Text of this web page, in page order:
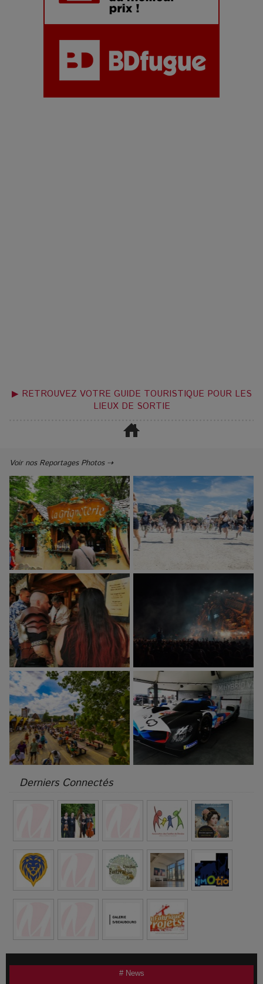
▶ RETROUVEZ VOTRE GUIDE TOURISTIQUE POUR LES
LIEUX DE SORTIE
Voir nos Reportages Photos ⇢
Derniers Connectés
# News